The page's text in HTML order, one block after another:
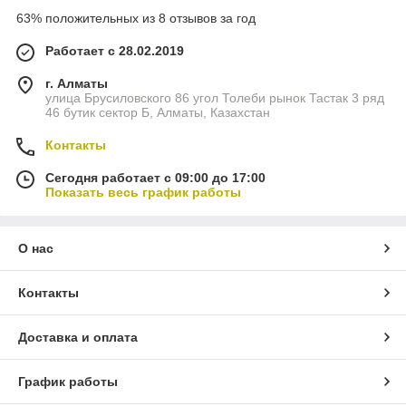
63% положительных из 8 отзывов за год
Работает с 28.02.2019
г. Алматы
улица Брусиловского 86 угол Толеби рынок Тастак 3 ряд
46 бутик сектор Б, Алматы, Казахстан
Контакты
Сегодня работает с 09:00 до 17:00
Показать весь график работы
О нас
Контакты
Доставка и оплата
График работы